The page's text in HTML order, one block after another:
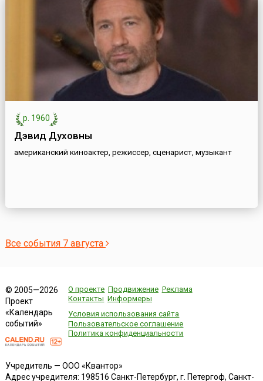
р. 1960
Дэвид Духовны
американский киноактер, режиссер, сценарист, музыкант
Все события 7 августа
© 2005—2026
Проект
«Календарь
событий»
О проекте Продвижение Реклама
Контакты Информеры
Условия использования сайта
Пользовательское соглашение
Политика конфиденциальности
Учредитель — ООО «Квантор»
Адрес учредителя: 198516 Санкт-Петербург, г. Петергоф, Санкт-